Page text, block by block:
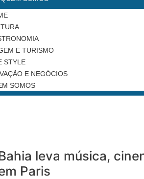
E TURISMO
STYLE
E NEGÓCIOS
SOMOS
leva música,
Paris